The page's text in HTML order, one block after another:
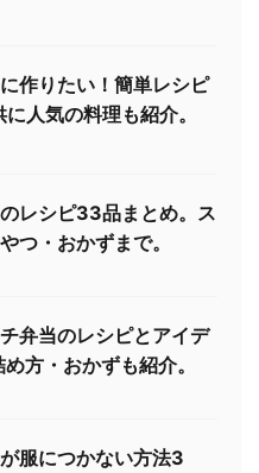
作りたい！簡単レシピ
人気の料理も紹介。
レシピ33品まとめ。ス
つ・おかずまで。
弁当のレシピとアイデ
方・おかずも紹介。
服につかない方法3